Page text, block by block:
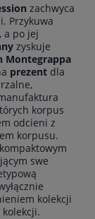
zachwyca
Przykuwa
a po jej
zyskuje
Montegrappa
prezent dla
korpus
odcieni z
korpusu.
swe
kolekcji